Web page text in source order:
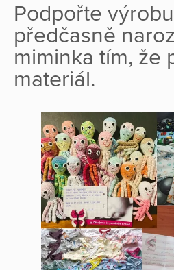
Podpořte
předčasně
miminka tím, že
materiál.